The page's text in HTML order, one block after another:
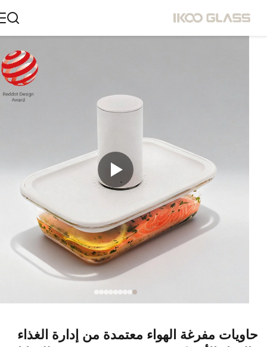
مفرغة الهواء معتمدة من إدارة الغذاء